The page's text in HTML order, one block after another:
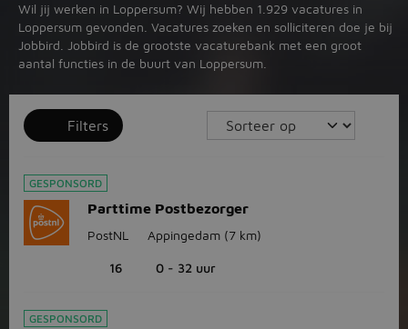
Wil jij werken in Loppersum? Wij hebben 1.929 vacatures in
Loppersum gevonden. Vacatures zoeken en solliciteren doe je bij
Jobbird. Jobbird is de grootste vacaturebank met een groot
aantal functies in de buurt van Loppersum.
Filters
GESPONSORD
Parttime Postbezorger
PostNL Appingedam (7 km)
16 0 - 32 uur
GESPONSORD